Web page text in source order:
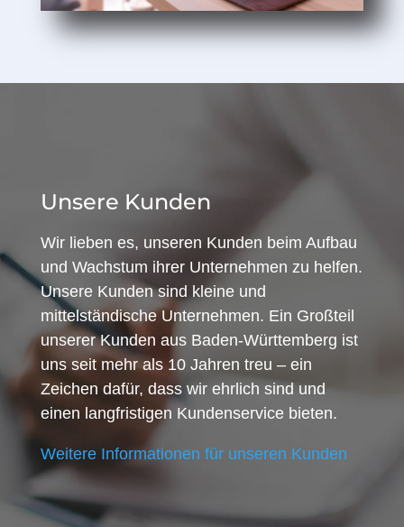
Unsere Kunden
Wir lieben es, unseren Kunden beim Aufbau
und Wachstum ihrer Unternehmen zu helfen.
Unsere Kunden sind kleine und
mittelständische Unternehmen. Ein Großteil
unserer Kunden aus Baden-Württemberg ist
uns seit mehr als 10 Jahren treu – ein
Zeichen dafür, dass wir ehrlich sind und
einen langfristigen Kundenservice bieten.
Weitere Informationen für unseren Kunden